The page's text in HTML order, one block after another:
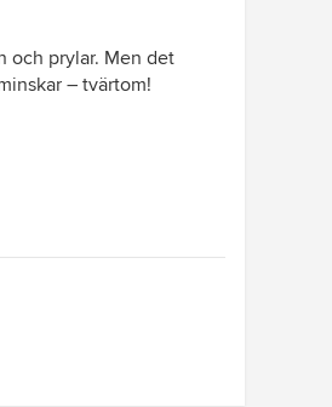
och prylar. Men det
– tvärtom!